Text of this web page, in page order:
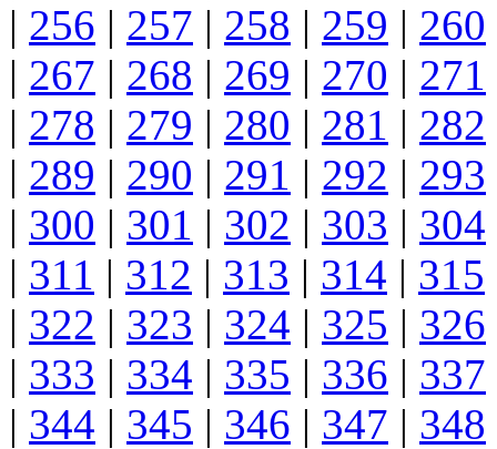
| 256 | 257 | 258 | 259 | 260
| 267 | 268 | 269 | 270 | 271
| 278 | 279 | 280 | 281 | 282
| 289 | 290 | 291 | 292 | 293
| 300 | 301 | 302 | 303 | 304
| 311 | 312 | 313 | 314 | 315
| 322 | 323 | 324 | 325 | 326
| 333 | 334 | 335 | 336 | 337
| 344 | 345 | 346 | 347 | 348